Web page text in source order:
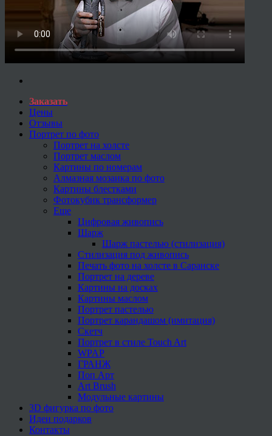
Заказать
Цены
Отзывы
Портрет по фото
Портрет на холсте
Портрет маслом
Картины по номерам
Алмазная мозаика по фото
Картины блестками
Фотокубик трансформер
Еще
Цифровая живопись
Шарж
Шарж пастелью (стилизация)
Стилизация под живопись
Печать фото на холсте в Саранске
Портрет на дереве
Картины на досках
Картины маслом
Портрет пастелью
Портрет карандашом (имитация)
Скетч
Портрет в стиле Touch Art
WPAP
ГРАНЖ
Поп Арт
Art Brush
Модульные картины
3D фигурка по фото
Идеи подарков
Контакты